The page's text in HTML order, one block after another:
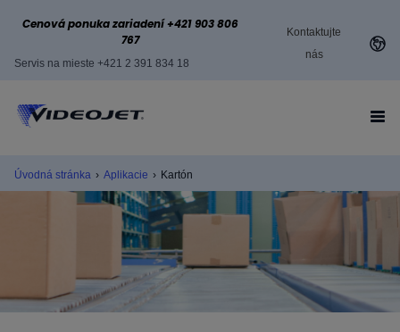
Cenová ponuka zariadení +421 903 806
767
Servis na mieste +421 2 391 834 18
Kontaktujte
nás
Úvodná stránka › Aplikacie › Kartón